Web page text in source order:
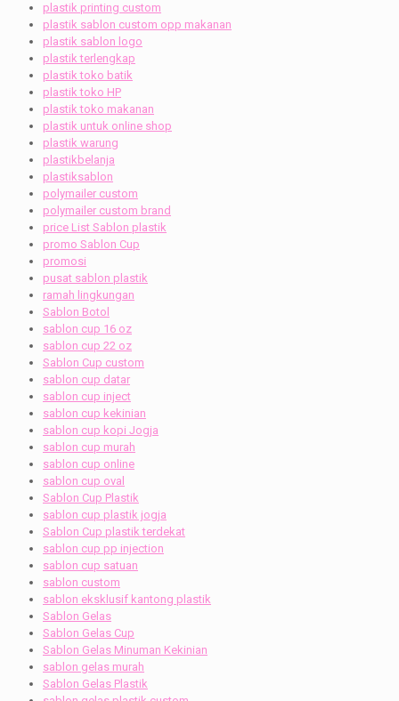
plastik printing custom
plastik sablon custom opp makanan
plastik sablon logo
plastik terlengkap
plastik toko batik
plastik toko HP
plastik toko makanan
plastik untuk online shop
plastik warung
plastikbelanja
plastiksablon
polymailer custom
polymailer custom brand
price List Sablon plastik
promo Sablon Cup
promosi
pusat sablon plastik
ramah lingkungan
Sablon Botol
sablon cup 16 oz
sablon cup 22 oz
Sablon Cup custom
sablon cup datar
sablon cup inject
sablon cup kekinian
sablon cup kopi Jogja
sablon cup murah
sablon cup online
sablon cup oval
Sablon Cup Plastik
sablon cup plastik jogja
Sablon Cup plastik terdekat
sablon cup pp injection
sablon cup satuan
sablon custom
sablon eksklusif kantong plastik
Sablon Gelas
Sablon Gelas Cup
Sablon Gelas Minuman Kekinian
sablon gelas murah
Sablon Gelas Plastik